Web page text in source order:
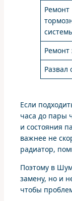
Ремонт
Ремонт
Развал
Если
часа до пары
и состояния
важнее не
радиатор,
Поэтому в
замену, но и
чтобы